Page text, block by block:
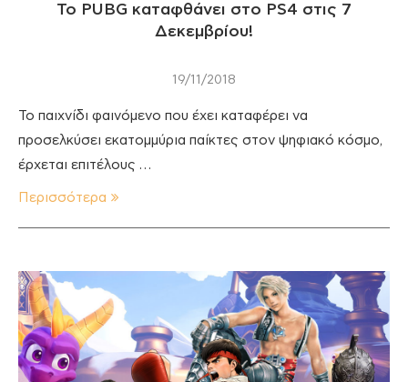
Το PUBG καταφθάνει στο PS4 στις 7
Δεκεμβρίου!
19/11/2018
Το παιχνίδι φαινόμενο που έχει καταφέρει να
προσελκύσει εκατομμύρια παίκτες στον ψηφιακό κόσμο,
έρχεται επιτέλους …
Περισσότερα